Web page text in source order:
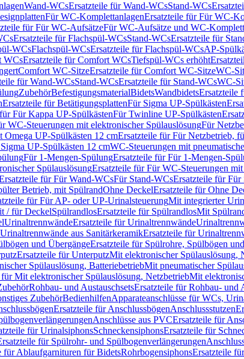
Wand-WCsErsatzteile für Wand-WCsStand-WCs
Für WC-KomplettanlagenErsatzteile für Für WC-
für Für WC-AufsätzeFür WC-Aufsätze und WC-
Ersatzteile für Flachspül-WCsStand-WCsErsatzteile für
WCsFlachspül-WCsErsatzteile für Flachspül-WCsAP-
WCsErsatzteile für Comfort WCsTiefspül-WCs erhöht
Comfort WC-SitzeErsatzteile für Comfort WC-SitzeWC-
für Wand-WCsStand-WCsErsatzteile für Stand-WCsWC-
ZubehörBefestigungsmaterialBidetsWandbidetsErsatzteile
Ersatzteile für BetätigungsplattenFür Sigma UP-Spülkästen
Für Kappa UP-SpülkästenFür Twinline UP-Spülkästen
WC-Steuerungen mit elektronischer SpülauslösungFür
UP-Spülkästen 12 cmErsatzteile für Für Netzbetrieb,
UP-Spülkästen 12 cmWC-Steuerungen mit
Für 1-Mengen-SpülungErsatzteile für Für 1-Mengen-
SpülauslösungErsatzteile für Für WC-Steuerungen
für Für Wand-WCsFür Stand-WCsErsatzteile für Für
Betrieb, mit SpülrandOhne DeckelErsatzteile für Ohne
für Für AP- oder UP-UrinalsteuerungMit integrierter
/ für DeckelSpülrandlosErsatzteile für SpülrandlosMit
UrinaltrennwändeErsatzteile für Urinaltrennwände
Urinaltrennwände aus SanitärkeramikErsatzteile für
und ÜbergängeErsatzteile für Spülrohre, Spülbögen und
Ersatzteile für UnterputzMit elektronischer Spülauslösung,
Spülauslösung, BatteriebetriebMit pneumatischer
Mit elektronischer Spülauslösung, NetzbetriebMit
Rohbau- und AustauschsetsErsatzteile für Rohbau- und
ZubehörBedienhilfenApparateanschlüsse für WCs,
Ersatzteile für AnschlussbögenAnschlussstutzen
Anschlüsse aus PVCErsatzteile für
für UrinalsiphonsSchneckensiphonsErsatzteile für
für Spülrohr- und Spülbogenverlängerungen
für Ablaufgarnituren für BidetsRohrbogensiphonsErsatzteile für